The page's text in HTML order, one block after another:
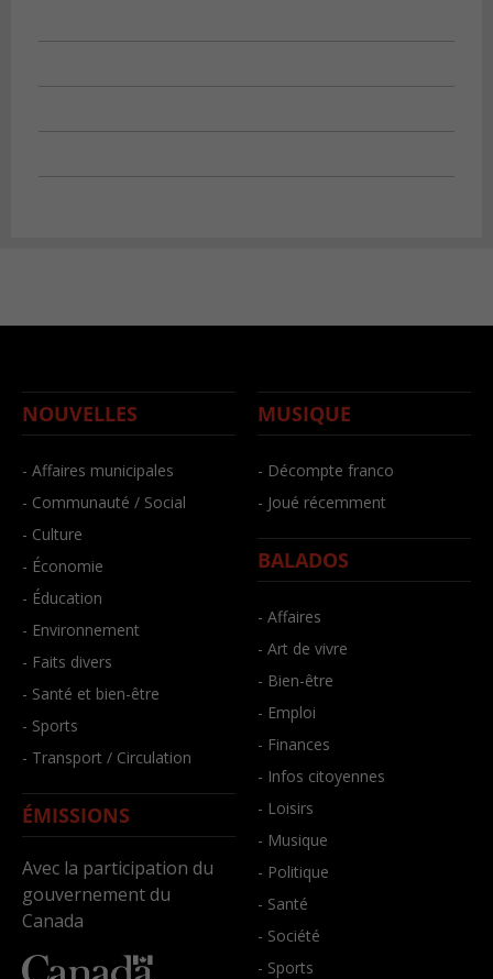
NOUVELLES
- Affaires municipales
- Communauté / Social
- Culture
- Économie
- Éducation
- Environnement
- Faits divers
- Santé et bien-être
- Sports
- Transport / Circulation
ÉMISSIONS
Avec la participation du
gouvernement du
Canada
MUSIQUE
- Décompte franco
- Joué récemment
BALADOS
- Affaires
- Art de vivre
- Bien-être
- Emploi
- Finances
- Infos citoyennes
- Loisirs
- Musique
- Politique
- Santé
- Société
- Sports